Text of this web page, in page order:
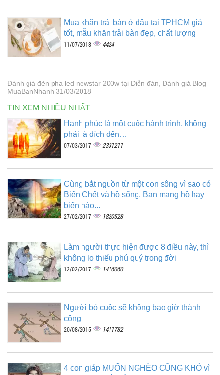
Mua khăn trải bàn ở đâu tại TPHCM giá
tốt, mẫu khăn trải bàn đẹp, chất lượng
11/07/2018 4424
Đánh giá đèn pha led newstar 200w tại Diễn đàn, Đánh giá Blog
MuaBanNhanh 31/03/2018
TIN XEM NHIỀU NHẤT
Hạnh phúc là một cuộc hành trình, không
phải là đích đến…
07/03/2017 2331211
Cùng bắt nguồn từ một con sông vì sao có
Biển Chết và hồ sống. Bạn mang hồ hay
biển nào...
27/02/2017 1820528
Làm người thực hiện được 8 điều này, thì
không lo thiếu phú quý trong đời
12/02/2017 1416060
Người bỏ cuộc sẽ không bao giờ thành
công
20/08/2015 1411782
4 con giáp MUỐN NGHÈO CŨNG KHÓ vì